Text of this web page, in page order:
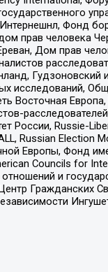
Фонд
прав человека
Дом прав
Гудзоновский
исследований,
Восточная
России, Russie-
Russian Election
Европы, Фонд
Councils for
и
Гражданских